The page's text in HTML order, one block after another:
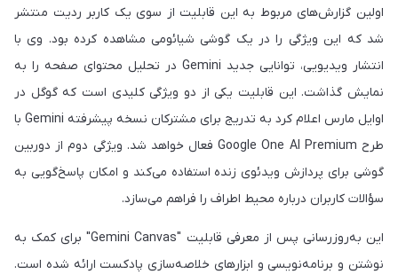
اولین گزارش‌های مربوط به این قابلیت از سوی یک کاربر ردیت منتشر
شد که این ویژگی را در یک گوشی شیائومی مشاهده کرده بود. وی با
انتشار ویدیویی، توانایی جدید Gemini در تحلیل محتوای صفحه را به
نمایش گذاشت. این قابلیت یکی از دو ویژگی کلیدی است که گوگل در
اوایل مارس اعلام کرد به تدریج برای مشترکان نسخه پیشرفته Gemini با
طرح Google One AI Premium فعال خواهد شد. ویژگی دوم از دوربین
گوشی برای پردازش ویدئوی زنده استفاده می‌کند و امکان پاسخ‌گویی به
سؤالات کاربران درباره محیط اطراف را فراهم می‌سازد.
این به‌روزرسانی پس از معرفی قابلیت "Gemini Canvas" برای کمک به
نوشتن و برنامه‌نویسی و ابزارهای خلاصه‌سازی پادکست ارائه شده است.